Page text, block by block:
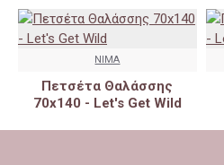
NIMA
Πετσέτα Θαλάσσης
70x140 - Let's Get Wild